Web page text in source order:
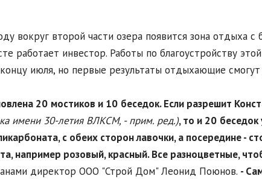
вокруг второй части озера появится зона отдыха
работает инвестор. Работы по благоустройству
июля, но первые результаты отдыхающие
20 мостиков и 10 беседок. Если разрешит
имени 30-летия ВЛКСМ, - прим. ред.), то и 20 беседок
с обеих сторон лавочки, а посередине -
например розовый, красный. Все разноцветные,
директор ООО "Строй Дом" Леонид Поюнов. -